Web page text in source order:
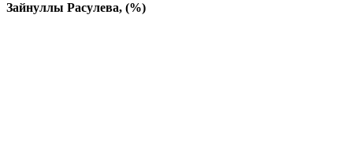
Зайнуллы Расулева, (%)